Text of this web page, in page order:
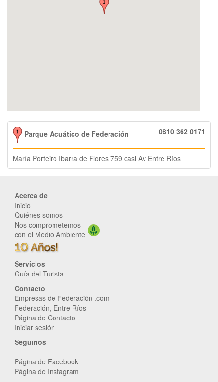
Parque Acuático de Federación 0810 362 0171
María Porteiro Ibarra de Flores 759 casi Av Entre Ríos
Acerca de
Inicio
Quiénes somos
Nos comprometemos
con el Medio Ambiente
Servicios
Guía del Turista
Contacto
Empresas de Federación .com
Federación, Entre Ríos
Página de Contacto
Iniciar sesión
Seguinos
Página de Facebook
Página de Instagram